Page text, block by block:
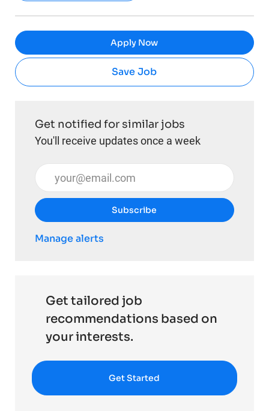
Apply Now
Save Job
Get notified for similar jobs
You'll receive updates once a week
Enter Email address (Required)
Subscribe
Manage alerts
Get tailored job
recommendations based on
your interests.
Get Started